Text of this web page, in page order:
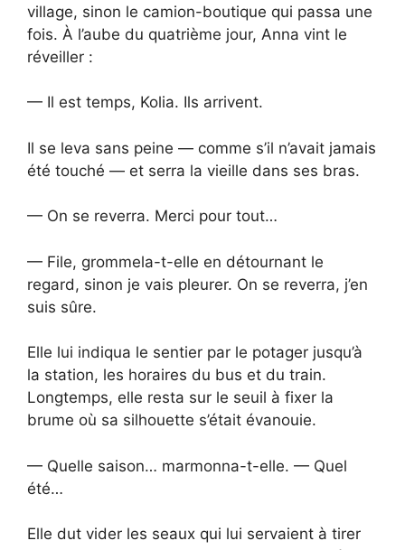
village, sinon le camion-boutique qui passa une
fois. À l’aube du quatrième jour, Anna vint le
réveiller :
— Il est temps, Kolia. Ils arrivent.
Il se leva sans peine — comme s’il n’avait jamais
été touché — et serra la vieille dans ses bras.
— On se reverra. Merci pour tout…
— File, grommela-t-elle en détournant le
regard, sinon je vais pleurer. On se reverra, j’en
suis sûre.
Elle lui indiqua le sentier par le potager jusqu’à
la station, les horaires du bus et du train.
Longtemps, elle resta sur le seuil à fixer la
brume où sa silhouette s’était évanouie.
— Quelle saison… marmonna-t-elle. — Quel
été…
Elle dut vider les seaux qui lui servaient à tirer